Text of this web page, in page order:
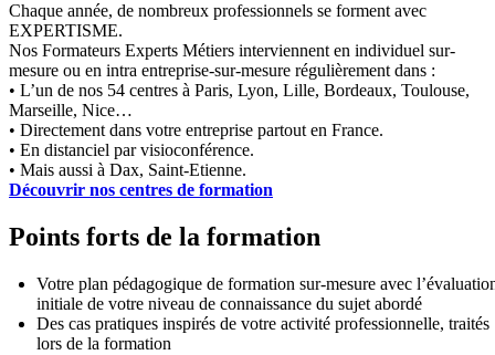
Chaque année, de nombreux professionnels se forment avec
EXPERTISME.
Nos Formateurs Experts Métiers interviennent en individuel sur-
mesure ou en intra entreprise-sur-mesure régulièrement dans :
• L’un de nos 54 centres à Paris, Lyon, Lille, Bordeaux, Toulouse,
Marseille, Nice…
• Directement dans votre entreprise partout en France.
• En distanciel par visioconférence.
• Mais aussi à Dax, Saint-Etienne.
Découvrir nos centres de formation
Points forts de la formation
Votre plan pédagogique de formation sur-mesure avec
initiale de votre niveau de connaissance du sujet abordé
Des cas pratiques inspirés de votre activité professionnelle, traités
lors de la formation